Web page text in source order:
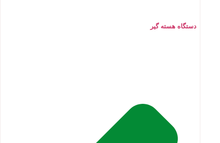
دستگاه هسته گیر